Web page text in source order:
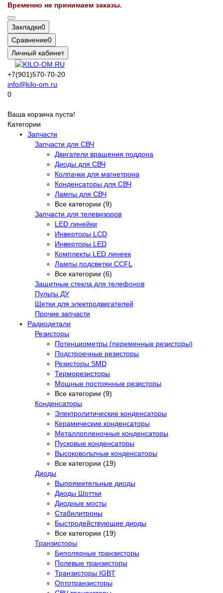
Временно не принимаем заказы.
Закладки0
Сравнение0
Личный кабинет
+7(901)570-70-20
info@kilo-om.ru
0
Ваша корзина пуста!
Категории
Запчасти
Запчасти для СВЧ
Двигатели вращения поддона
Диоды для СВЧ
Колпачки для магнетрона
Конденсаторы для СВЧ
Лампы для СВЧ
Все категории (9)
Запчасти для телевизоров
LED линейки
Инверторы LCD
Инверторы LED
Комплекты LED линеек
Лампы подсветки CCFL
Все категории (6)
Защитные стекла для телефонов
Пульты ДУ
Щетки для электродвигателей
Прочие запчасти
Радиодетали
Резисторы
Потенциометры (переменные резисторы)
Подстроечные резисторы
Резисторы SMD
Терморезисторы
Мощные постоянные резисторы
Все категории (9)
Конденсаторы
Электролитические конденсаторы
Керамические конденсаторы
Металлопленочные конденсаторы
Пусковые конденсаторы
Высоковольтные конденсаторы
Все категории (19)
Диоды
Выпрямительные диоды
Диоды Шоттки
Диодные мосты
Стабилитроны
Быстродействующие диоды
Все категории (19)
Транзисторы
Биполярные транзисторы
Полевые транзисторы
Транзисторы IGBT
Оптотранзисторы